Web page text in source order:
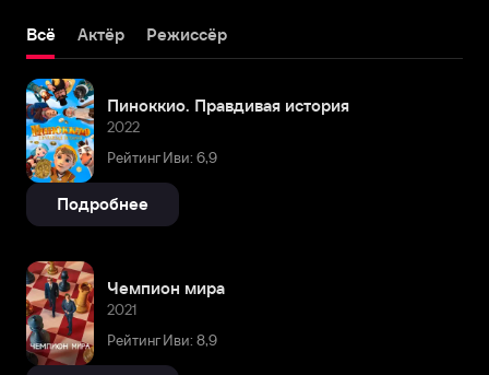
Всё Актёр Режиссёр
Пиноккио. Правдивая история
2022
Рейтинг Иви: 6,9
Подробнее
Чемпион мира
2021
Рейтинг Иви: 8,9